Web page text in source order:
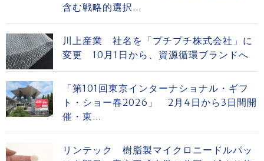
含む戦略的選択...
川上産業 社名を「プチプチ株式会社」に
変更 10月1日から、資源循環ブランドへ
「第101回東京インターナショナル・ギフ
ト・ショー春2026」 2月4日から3日間開
催・東...
リンテック 樹脂製マイクロニードルパッ